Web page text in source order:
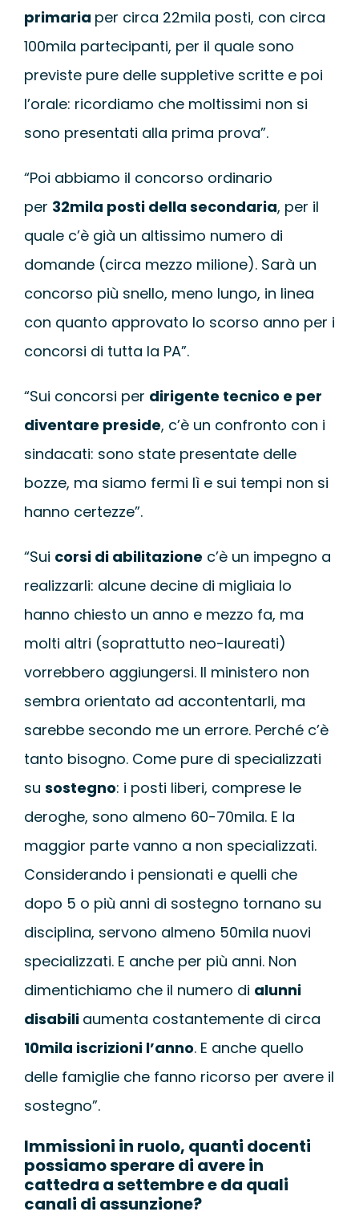
primaria per circa 22mila posti, con circa
100mila partecipanti, per il quale sono
previste pure delle suppletive scritte e poi
l’orale: ricordiamo che moltissimi non si
sono presentati alla prima prova”.
“Poi abbiamo il concorso ordinario
per 32mila posti della secondaria, per il
quale c’è già un altissimo numero di
domande (circa mezzo milione). Sarà un
concorso più snello, meno lungo, in linea
con quanto approvato lo scorso anno per i
concorsi di tutta la PA”.
“Sui concorsi per dirigente tecnico e per
diventare preside, c’è un confronto con i
sindacati: sono state presentate delle
bozze, ma siamo fermi lì e sui tempi non si
hanno certezze”.
“Sui corsi di abilitazione c’è un impegno a
realizzarli: alcune decine di migliaia lo
hanno chiesto un anno e mezzo fa, ma
molti altri (soprattutto neo-laureati)
vorrebbero aggiungersi. Il ministero non
sembra orientato ad accontentarli, ma
sarebbe secondo me un errore. Perché c’è
tanto bisogno. Come pure di specializzati
su sostegno: i posti liberi, comprese le
deroghe, sono almeno 60-70mila. E la
maggior parte vanno a non specializzati.
Considerando i pensionati e quelli che
dopo 5 o più anni di sostegno tornano su
disciplina, servono almeno 50mila nuovi
specializzati. E anche per più anni. Non
dimentichiamo che il numero di alunni
disabili aumenta costantemente di circa
10mila iscrizioni l’anno. E anche quello
delle famiglie che fanno ricorso per avere il
sostegno”.
Immissioni in ruolo, quanti docenti
possiamo sperare di avere in
cattedra a settembre e da quali
canali di assunzione?